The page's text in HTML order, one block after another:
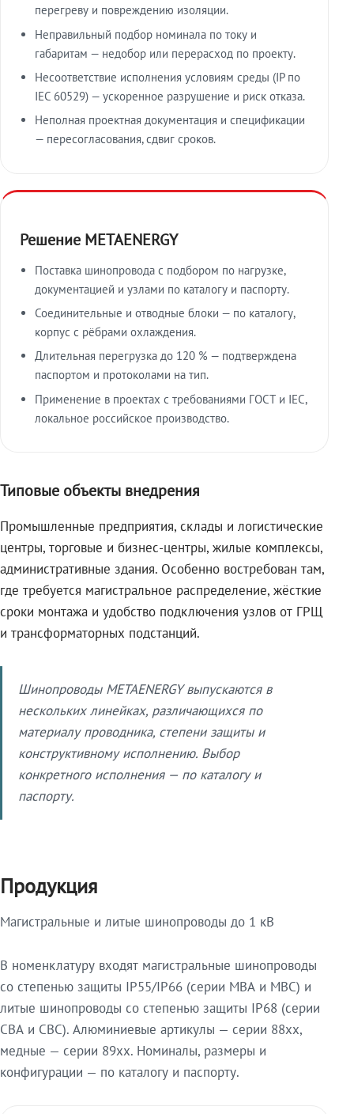
перегреву и повреждению изоляции.
Неправильный подбор номинала по току и
габаритам — недобор или перерасход по проекту.
Несоответствие исполнения условиям среды (IP по
IEC 60529) — ускоренное разрушение и риск отказа.
Неполная проектная документация и спецификации
— пересогласования, сдвиг сроков.
Решение METAENERGY
Поставка шинопровода с подбором по нагрузке,
документацией и узлами по каталогу и паспорту.
Соединительные и отводные блоки — по каталогу,
корпус с рёбрами охлаждения.
Длительная перегрузка до 120 % — подтверждена
паспортом и протоколами на тип.
Применение в проектах с требованиями ГОСТ и IEC,
локальное российское производство.
Типовые объекты внедрения
Промышленные предприятия, склады и логистические
центры, торговые и бизнес-центры, жилые комплексы,
административные здания. Особенно востребован там,
где требуется магистральное распределение, жёсткие
сроки монтажа и удобство подключения узлов от ГРЩ
и трансформаторных подстанций.
Шинопроводы METAENERGY выпускаются в
нескольких линейках, различающихся по
материалу проводника, степени защиты и
конструктивному исполнению. Выбор
конкретного исполнения — по каталогу и
паспорту.
Продукция
Магистральные и литые шинопроводы до 1 кВ
В номенклатуру входят магистральные шинопроводы
со степенью защиты IP55/IP66 (серии МВА и МВС) и
литые шинопроводы со степенью защиты IP68 (серии
СВА и СВС). Алюминиевые артикулы — серии 88xx,
медные — серии 89xx. Номиналы, размеры и
конфигурации — по каталогу и паспорту.